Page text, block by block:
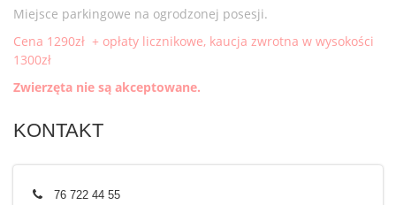
Miejsce parkingowe na ogrodzonej posesji.
Cena 1290zł + opłaty licznikowe, kaucja zwrotna w wysokości
1300zł
Zwierzęta nie są akceptowane.
KONTAKT
76 722 44 55